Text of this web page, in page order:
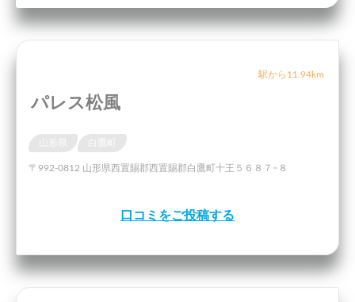
駅から11.94km
パレス松風
〒992-0812 山形県西置賜郡西置賜郡白鷹町十王５６８７−８
口コミをご投稿する